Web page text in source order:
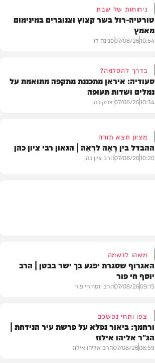
ניחוחות של שבת
טורטיה-רול בשר קצוץ וצנוברים במינימום
מאמץ
10:54
07/08/26פנינה לוי
בדרך להסלמה?
סעודיה: איראן מתכננת מתקפה מתואמת על
נמלים ושדות תעופה
10:34
07/08/26יצחק כהן
מציון תצא תורה
ההבדל בין רָאָה לרְאֵה | הגאון רבי ציון כהן
10:20
07/08/26הרב ציון כהן
משהו לנשמה
האגרוף שסגרת יפגע בך ישר בבטן | הרב
יוסף חי פור
09:15
07/08/26הרב יוסף חי פור
צפו ותחי נפשכם
ורחמך: ביאור נפלא על פרשת עיר הנידחת |
הג"ר אליהו אילוז
08:59
07/08/26הרב אליהו אילוז